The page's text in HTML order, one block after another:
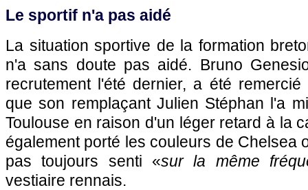
Le sportif n'a pas aidé
La situation sportive de la formation
n'a sans doute pas aidé. Bruno
recrutement l'été dernier, a été
que son remplaçant Julien Stéphan l'a
Toulouse en raison d'un léger retard à la
également porté les couleurs de Chelsea
pas toujours senti «sur la même
vestiaire rennais.